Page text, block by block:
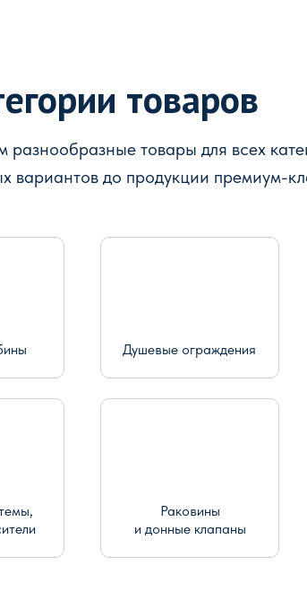
товаров
товары для всех
вариантов до продукции премиум-
Душевые ограждения
Раковины
и донные клапаны